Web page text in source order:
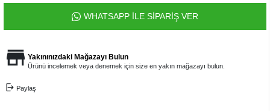
WHATSAPP İLE SİPARİŞ VER
Yakınınızdaki Mağazayı Bulun
Ürünü incelemek veya denemek için size en yakın mağazayı bulun.
Paylaş